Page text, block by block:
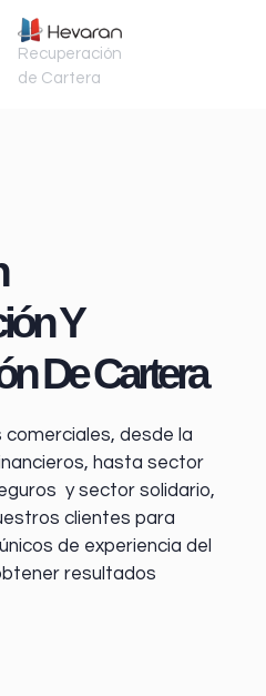
Recuperación
de Cartera
Y
De Cartera
desde la
, hasta sector
y sector solidario,
clientes para
de experiencia del
resultados